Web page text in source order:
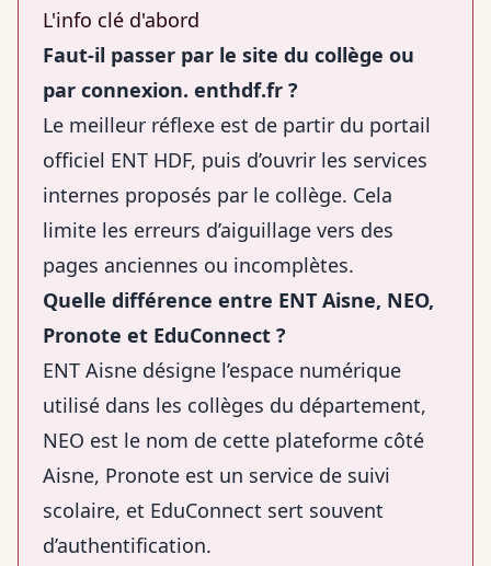
L'info clé d'abord
Faut-il passer par le site du collège ou
par connexion. enthdf.fr ?
Le meilleur réflexe est de partir du portail
officiel ENT HDF, puis d’ouvrir les services
internes proposés par le collège. Cela
limite les erreurs d’aiguillage vers des
pages anciennes ou incomplètes.
Quelle différence entre ENT Aisne, NEO,
Pronote et EduConnect ?
ENT Aisne désigne l’espace numérique
utilisé dans les collèges du département,
NEO est le nom de cette plateforme côté
Aisne, Pronote est un service de suivi
scolaire, et EduConnect sert souvent
d’authentification.